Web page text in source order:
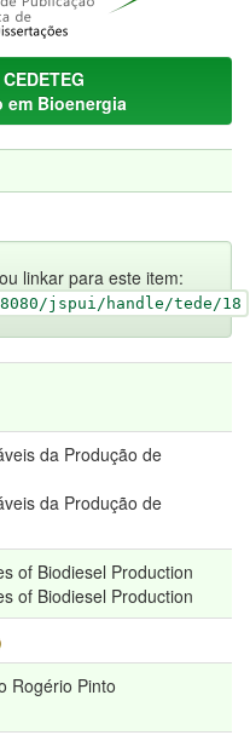
em Bioenergia
linkar para este item:
jspui/handle/tede/18
da Produção de
da Produção de
of Biodiesel Production
of Biodiesel Production
Rogério Pinto